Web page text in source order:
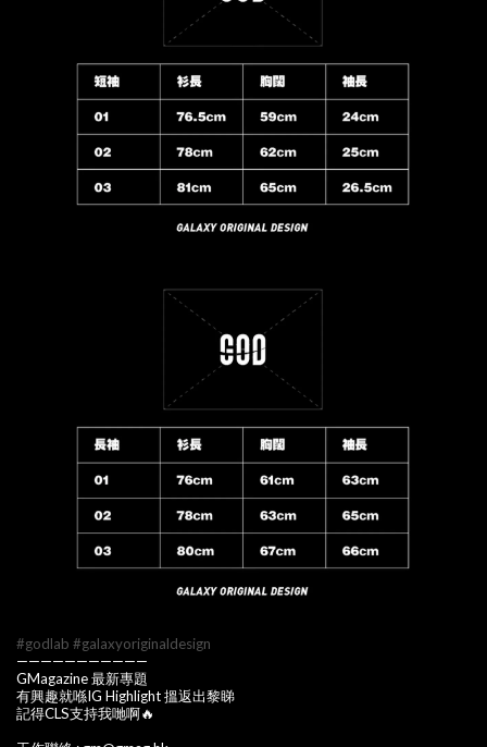
#godlab #galaxyoriginaldesign
———————————
GMagazine 最新專題
有興趣就喺IG Highlight 搵返出黎睇
記得CLS支持我哋啊🔥